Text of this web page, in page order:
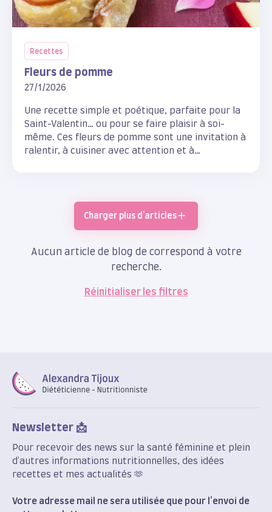
Recettes
Fleurs de pomme
27/1/2026
Une recette simple et poétique, parfaite pour la
Saint-Valentin… ou pour se faire plaisir à soi-
même. Ces fleurs de pomme sont une invitation à
ralentir, à cuisiner avec attention et à
Charger plus d'articles
Aucun article de blog de correspond à votre
recherche.
Réinitialiser les filtres
Newsletter 📩
Pour recevoir des news sur la santé féminine et plein
d'autres informations nutritionnelles, des idées
recettes et mes actualités 🫶
Votre adresse mail ne sera utilisée que pour l'envoi de